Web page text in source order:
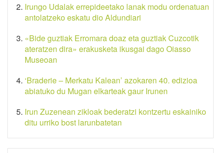
Irungo Udalak errepideetako lanak modu ordenatuan
antolatzeko eskatu dio Aldundiari
«Bide guztiak Erromara doaz eta guztiak Cuzcotik
ateratzen dira» erakusketa ikusgai dago Oiasso
Museoan
‘Braderie – Merkatu Kalean’ azokaren 40. edizioa
abiatuko du Mugan elkarteak gaur Irunen
Irun Zuzenean zikloak bederatzi kontzertu eskainiko
ditu urriko bost larunbatetan